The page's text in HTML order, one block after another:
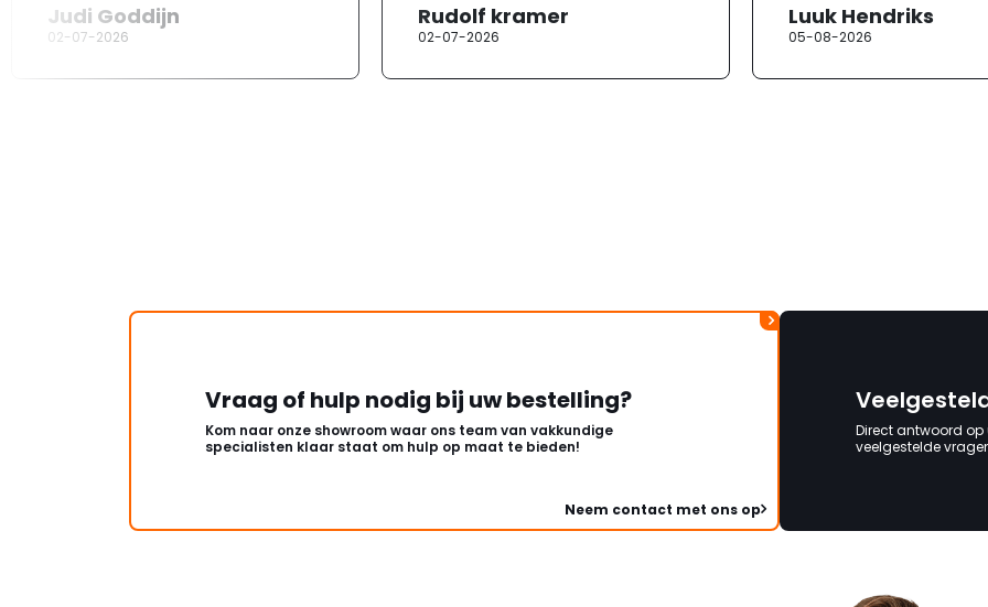
Judi Goddijn
02-07-2026
Rudolf kramer
02-07-2026
opgenomen met de
klantenservice. Helaas
erg moeizaam;
Luuk Hendriks
05-08-2026
Vraag of hulp nodig bij uw bestelling?
Kom naar onze showroom waar ons team van vakkundige
specialisten klaar staat om hulp op maat te bieden!
Neem contact met ons op
Direct antwoord op
veelgestelde